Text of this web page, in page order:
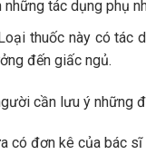
tác dụng phụ
thuốc này có tác
đến giấc ngủ.
cần lưu ý những
có đơn kê của bác sĩ